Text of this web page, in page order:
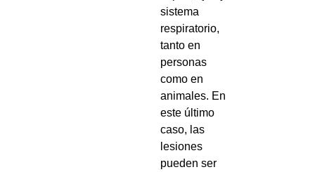
sistema
respiratorio,
tanto en
personas
como en
animales. En
este último
caso, las
lesiones
pueden ser